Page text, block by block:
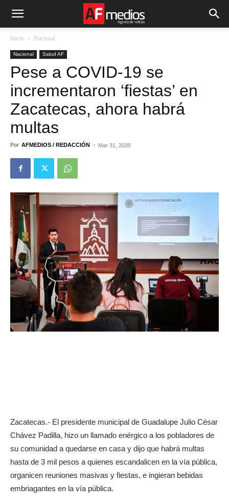
Inicio Nacional
Nacional Salud AF
Pese a COVID-19 se
incrementaron ‘fiestas’ en
Zacatecas, ahora habrá
multas
Por AFMEDIOS / REDACCIÓN - Mar 31, 2020
Zacatecas.- El presidente municipal de Guadalupe Julio César
Chávez Padilla, hizo un llamado enérgico a los pobladores de
su comunidad a quedarse en casa y dijo que habrá multas
hasta de 3 mil pesos a quienes escandalicen en la vía pública,
organicen reuniones masivas y fiestas, e ingieran bebidas
embriagantes en la vía pública.